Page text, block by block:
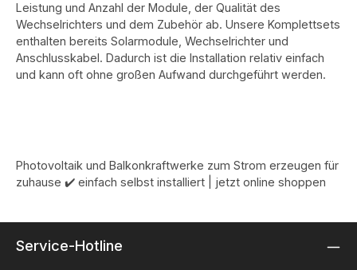
Leistung und Anzahl der Module, der Qualität des
Wechselrichters und dem Zubehör ab. Unsere Komplettsets
enthalten bereits Solarmodule, Wechselrichter und
Anschlusskabel. Dadurch ist die Installation relativ einfach
und kann oft ohne großen Aufwand durchgeführt werden.
Photovoltaik und Balkonkraftwerke zum Strom erzeugen für
zuhause ✔️ einfach selbst installiert | jetzt online shoppen
Service-Hotline